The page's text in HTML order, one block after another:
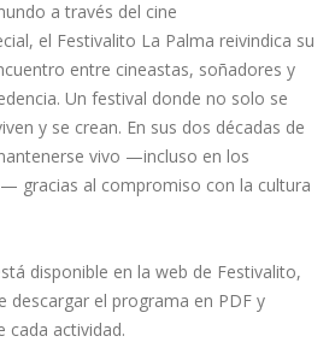
a través del cine
el Festivalito La Palma reivindica su
entre cineastas, soñadores y
Un festival donde no solo se
y se crean. En sus dos décadas de
vivo —incluso en los
gracias al compromiso con la cultura
disponible en la web de Festivalito,
descargar el programa en PDF y
cada actividad.